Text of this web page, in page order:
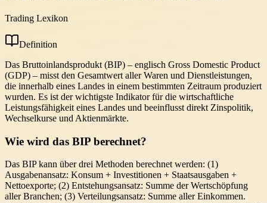
Trading Lexikon
Definition
Das Bruttoinlandsprodukt (BIP) – englisch Gross Domestic Product
(GDP) – misst den Gesamtwert aller Waren und Dienstleistungen,
die innerhalb eines Landes in einem bestimmten Zeitraum produziert
wurden. Es ist der wichtigste Indikator für die wirtschaftliche
Leistungsfähigkeit eines Landes und beeinflusst direkt Zinspolitik,
Wechselkurse und Aktienmärkte.
Wie wird das BIP berechnet?
Das BIP kann über drei Methoden berechnet werden: (1)
Ausgabenansatz: Konsum + Investitionen + Staatsausgaben +
Nettoexporte; (2) Entstehungsansatz: Summe der Wertschöpfung
aller Branchen; (3) Verteilungsansatz: Summe aller Einkommen.